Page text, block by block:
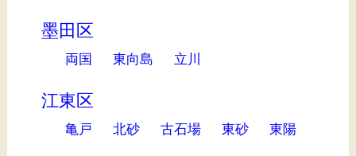
墨田区
両国 東向島 立川
江東区
亀戸 北砂 古石場 東砂 東陽